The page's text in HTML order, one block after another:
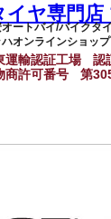
ートバイ/バイクタ
ハオンラインショップ
運輸認証工場
認
商許可番号
第